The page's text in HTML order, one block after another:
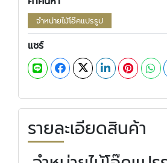
จำหน่ายไม้โอ๊คแปรรูป
แชร์
รายละเอียดสินค้า